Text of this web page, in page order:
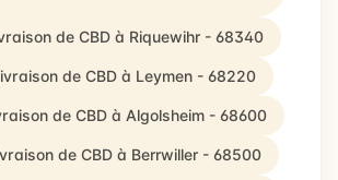
de CBD à Riquewihr - 68340
de CBD à Leymen - 68220
de CBD à Algolsheim - 68600
de CBD à Berrwiller - 68500